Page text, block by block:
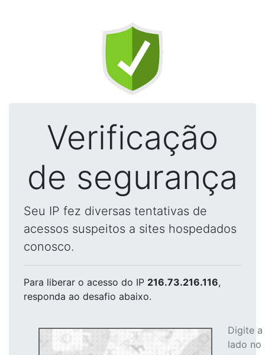
Verificação
de segurança
Seu IP fez diversas tentativas de
acessos suspeitos a sites hospedados
conosco.
Para liberar o acesso do IP 216.73.216.116,
responda ao desafio abaixo.
Digite
lado no